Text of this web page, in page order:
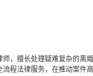
，擅长处理疑难复杂的离
程法律服务，在推动案件